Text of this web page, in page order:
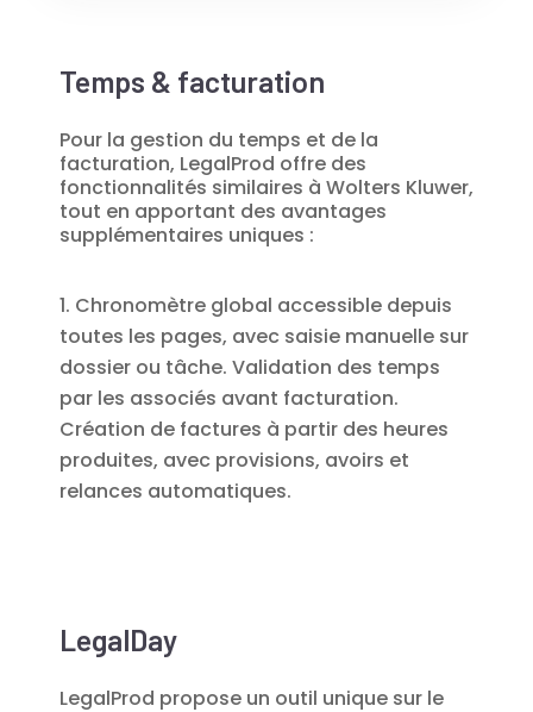
Temps & facturation
Pour la gestion du temps et de la
facturation, LegalProd offre des
fonctionnalités similaires à Wolters Kluwer,
tout en apportant des avantages
supplémentaires uniques :
Chronomètre global accessible depuis
toutes les pages, avec saisie manuelle sur
dossier ou tâche. Validation des temps
par les associés avant facturation.
Création de factures à partir des heures
produites, avec provisions, avoirs et
relances automatiques.
LegalDay
LegalProd propose un outil unique sur le